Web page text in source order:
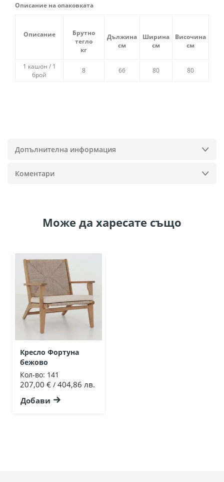
Описание на опаковката
Описание
Брутно
тегло
кг
Дължина
см
Ширина
см
Височина
см
1 кашон / 1
брой
8 66 80 80
Допълнителна информация
Коментари
Може да харесате също
Кресло Фортуна
бежово
Кол-во: 141
207,00 € / 404,86 лв.
Добави